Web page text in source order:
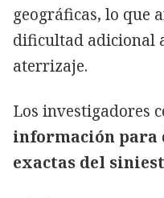
geográficas, lo que
dificultad adicional
aterrizaje.
Los investigadores
información para
exactas del